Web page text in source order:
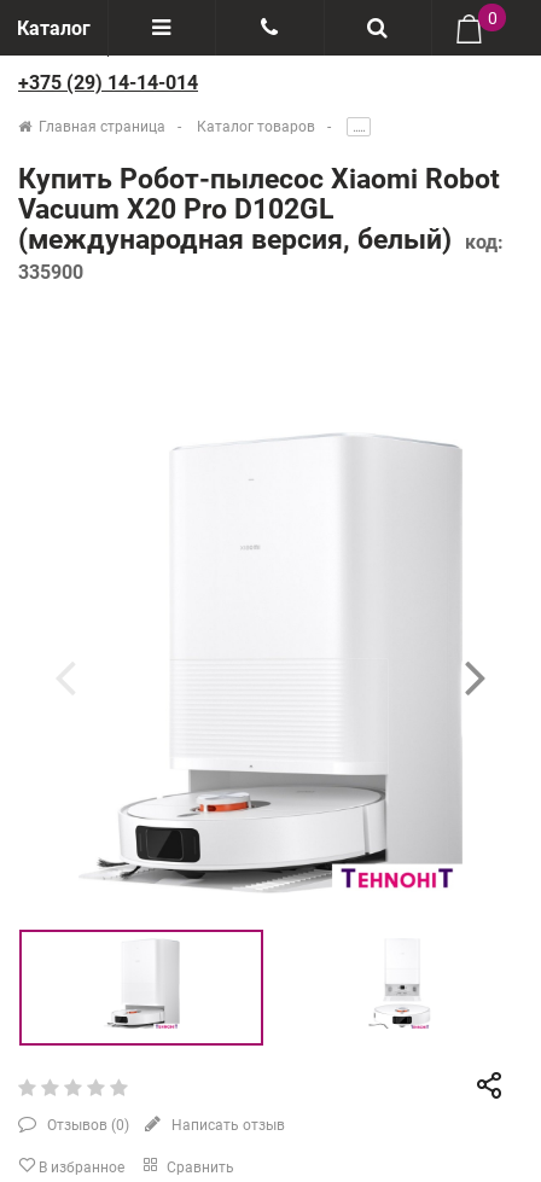
Каталог
Отзывы
Производители
Возврат товаров
+375(29) 888-44-44
0
+375 (29) 14-14-014
Главная страница Каталог товаров .....
Купить Робот-пылесос Xiaomi Robot
Vacuum X20 Pro D102GL
(международная версия, белый)
код:
335900
Отзывов (0) Написать отзыв
В избранное Сравнить